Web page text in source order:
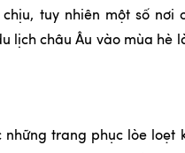
tuy nhiên một số nơi
lịch châu Âu vào mùa hè
trang phục lòe loẹt